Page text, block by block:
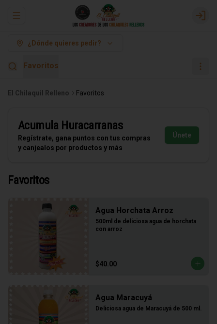
Abrir menu de navegación
¿Dónde quieres pedir?
Favoritos
El Chilaquil Relleno Favoritos
Acumula Huracarranas
Regístrate, gana puntos con tus compras
y canjealos por productos y más
Únete
Favoritos
Agua Horchata Arroz
500ml de deliciosa agua de horchata
con arroz
$40.00
Agua Maracuyá
Deliciosa agua de Maracuyá de 500 ml.